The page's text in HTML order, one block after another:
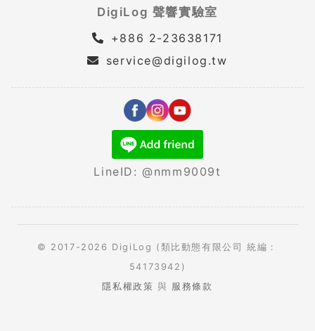
DigiLog 聲響實驗室
+886 2-23638171
service@digilog.tw
LineID: @nmm9009t
© 2017-2026 DigiLog (類比動態有限公司 統編：
54173942)
隱私權政策 與 服務條款